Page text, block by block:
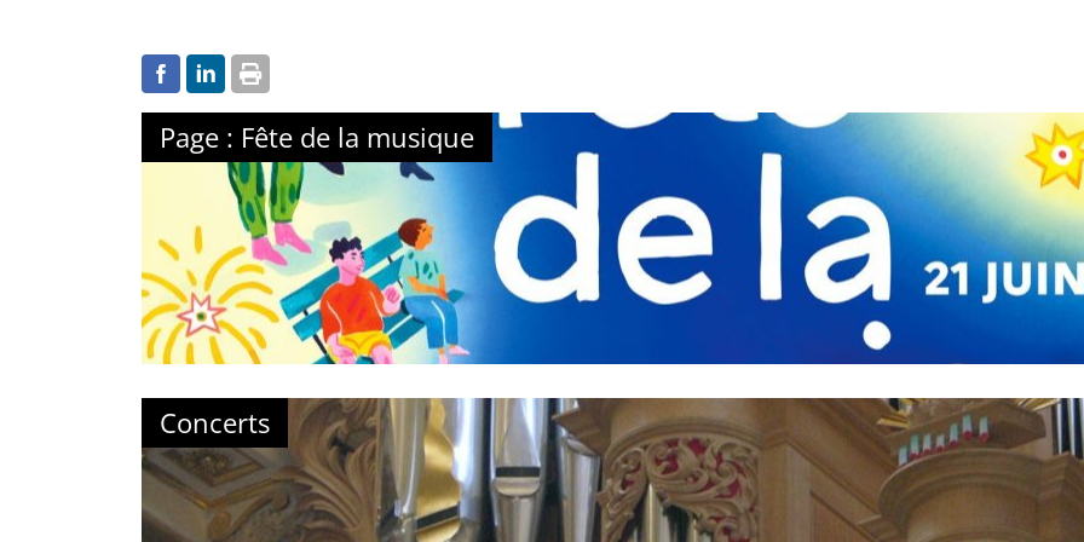
Page : Fête de la musique
Concerts